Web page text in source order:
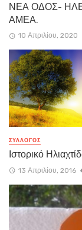
ΝΕΑ ΟΔΟΣ-
ΑΜΕΑ.
10 Απριλίου, 2020
ΣΥΛΛΟΓΟΣ
Ιστορικό
13 Απριλίου, 2016